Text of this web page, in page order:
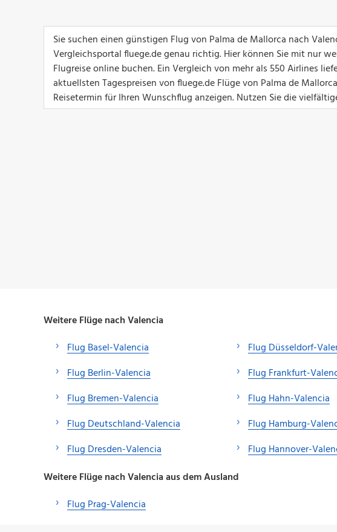
Sie suchen einen günstigen Flug von Palma de Mallorca nach
Vergleichsportal fluege.de genau richtig. Hier können Sie mit nur
Flugreise online buchen. Ein Vergleich von mehr als 550 Airlines
aktuellsten Tagespreisen von fluege.de Flüge von Palma de
Reisetermin für Ihren Wunschflug anzeigen. Nutzen Sie die
Weitere Flüge nach Valencia
Flug Basel-Valencia
Flug Berlin-Valencia
Flug Bremen-Valencia
Flug Deutschland-Valencia
Flug Dresden-Valencia
Flug Düsseldorf-
Flug Frankfurt-
Flug Hahn-Valencia
Flug Hamburg-
Flug Hannover-
Weitere Flüge nach Valencia aus dem Ausland
Flug Prag-Valencia